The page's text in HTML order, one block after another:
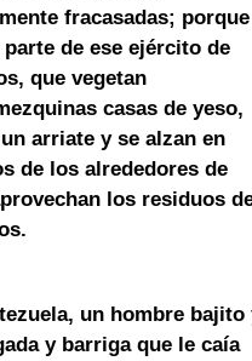
fracasadas; porque
de ese ejército de
que vegetan
casas de yeso,
arriate y se alzan en
de los alrededores de
los residuos
un hombre bajito
y barriga que le caía